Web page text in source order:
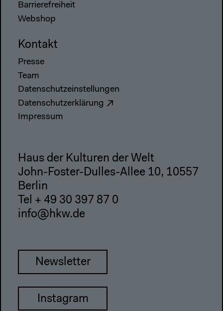
Barrierefreiheit
Webshop
Kontakt
Presse
Team
Datenschutzeinstellungen
Datenschutzerklärung
Impressum
Haus der Kulturen der Welt
John-Foster-Dulles-Allee 10, 10557
Berlin
Tel + 49 30 397 87 0
info@hkw.de
Newsletter
Instagram